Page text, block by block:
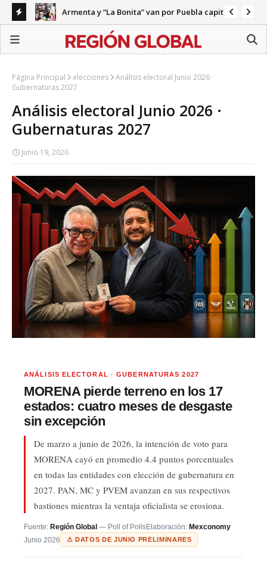
Armenta y “La Bonita” van por Puebla capital
Página Principal elecciones
Análisis electoral Junio 2026 ·
Gubernaturas 2027
Análisis electoral Junio 2026 ·
Gubernaturas 2027
Junio 19, 2026
ANÁLISIS ELECTORAL · GUBERNATURAS 2027
MORENA pierde terreno en los 17
estados: cuatro meses de desgaste
sin excepción
De marzo a junio de 2026, la intención de voto para
MORENA cayó en promedio 4.4 puntos porcentuales
en todas las entidades con elección de gubernatura en
2027. PAN, MC y PVEM avanzan en sus respectivos
bastiones mientras la ventaja oficialista se erosiona.
Fuente: Región Global — Poll of PollsElaboración: Mexconomy
Junio 2026
⚠ DATOS DE JUNIO PRELIMINARES